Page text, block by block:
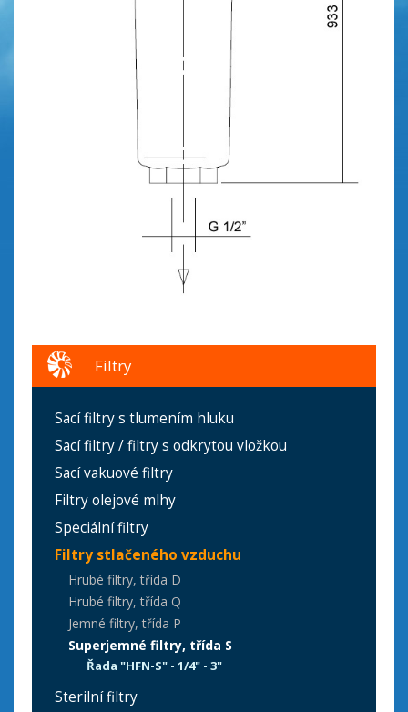
Filtry
Sací filtry s tlumením hluku
Sací filtry / filtry s odkrytou vložkou
Sací vakuové filtry
Filtry olejové mlhy
Speciální filtry
Filtry stlačeného vzduchu
Hrubé filtry, třída D
Hrubé filtry, třída Q
Jemné filtry, třída P
Superjemné filtry, třída S
Řada "HFN-S" - 1/4" - 3"
Sterilní filtry